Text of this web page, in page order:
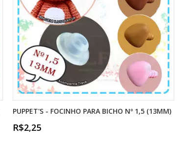
PUPPET'S - FOCINHO PARA BICHO Nº 1,5 (13MM)
R$2,25